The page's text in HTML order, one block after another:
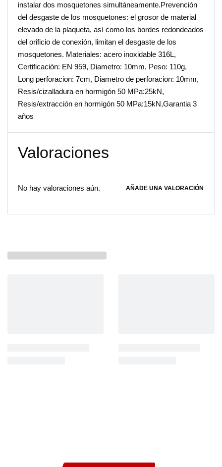
instalar dos mosquetones simultáneamente.Prevención
del desgaste de los mosquetones: el grosor de material
elevado de la plaqueta, así como los bordes redondeados
del orificio de conexión, limitan el desgaste de los
mosquetones. Materiales: acero inoxidable 316L,
Certificación: EN 959, Diametro: 10mm, Peso: 110g,
Long perforacion: 7cm, Diametro de perforacion: 10mm,
Resis/cizalladura en hormigón 50 MPa:25kN,
Resis/extracción en hormigón 50 MPa:15kN,Garantia 3
años
Valoraciones
No hay valoraciones aún. AÑADE UNA VALORACIÓN